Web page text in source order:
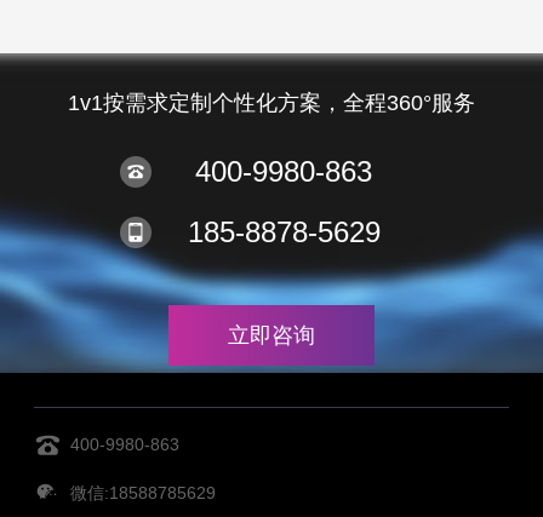
1v1按需求定制个性化方案，全程360°服务
400-9980-863
185-8878-5629
立即咨询
400-9980-863
微信:18588785629